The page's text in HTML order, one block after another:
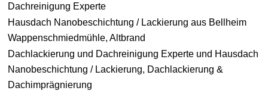
Dachreinigung Experte
Hausdach Nanobeschichtung / Lackierung aus Bellheim
Wappenschmiedmühle, Altbrand
Dachlackierung und Dachreinigung Experte und Hausdach
Nanobeschichtung / Lackierung, Dachlackierung &
Dachimprägnierung